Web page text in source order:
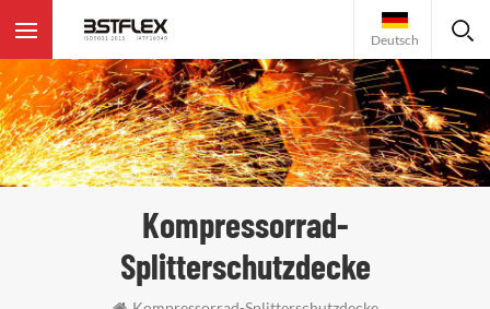
Deutsch
Kompressorrad-
Splitterschutzdecke